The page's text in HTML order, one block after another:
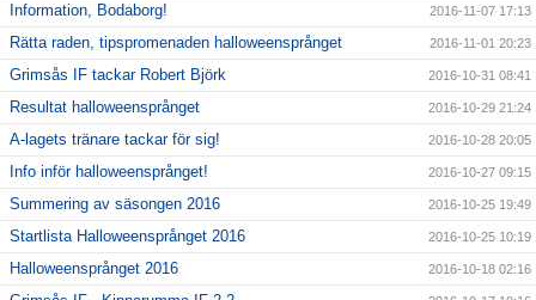
Information, Bodaborg! 2016-11-07 17:13
Rätta raden, tipspromenaden halloweensprånget 2016-11-01 20:23
Grimsås IF tackar Robert Björk 2016-10-31 08:41
Resultat halloweensprånget 2016-10-29 21:24
A-lagets tränare tackar för sig! 2016-10-28 20:05
Info inför halloweensprånget! 2016-10-27 09:15
Summering av säsongen 2016 2016-10-25 19:49
Startlista Halloweensprånget 2016 2016-10-25 10:19
Halloweensprånget 2016 2016-10-18 02:16